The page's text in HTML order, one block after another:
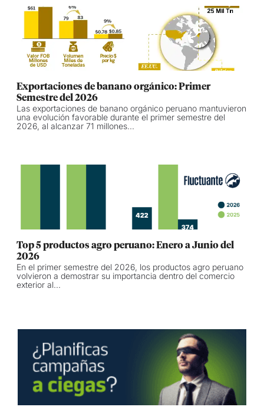
Exportaciones de banano orgánico: Primer
Semestre del 2026
Las exportaciones de banano orgánico peruano mantuvieron
una evolución favorable durante el primer semestre del
2026, al alcanzar 71 millones...
Top 5 productos agro peruano: Enero a Junio del
2026
En el primer semestre del 2026, los productos agro peruano
volvieron a demostrar su importancia dentro del comercio
exterior al...